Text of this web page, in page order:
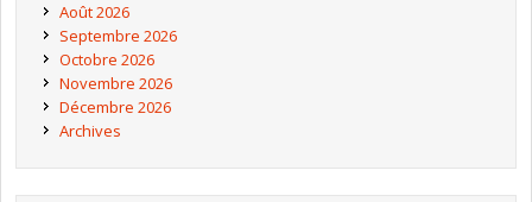
Août 2026
Septembre 2026
Octobre 2026
Novembre 2026
Décembre 2026
Archives